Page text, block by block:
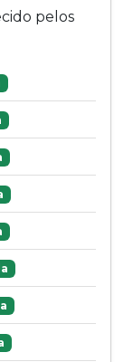
pelos